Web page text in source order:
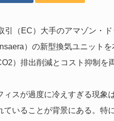
引（EC）大手のアマゾン・
）の新型換気ユニット
）排出削減とコスト抑制を
ィスが過度に冷えすぎる現象
ていることが背景にある。